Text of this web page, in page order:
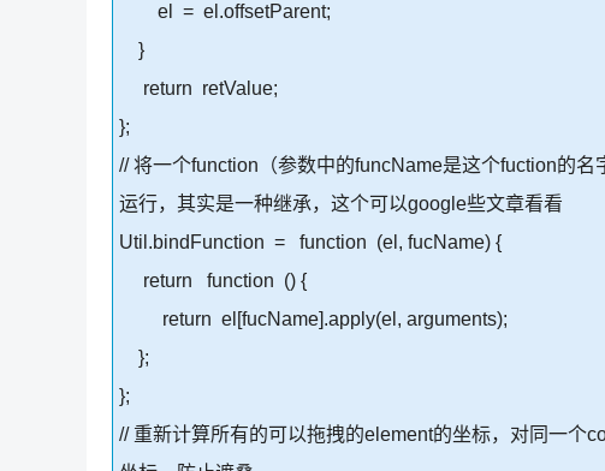
el = el.offsetParent;
}
return retValue;
};
// 将一个function（参数中的funcName是这个fuction的
运行，其实是一种继承，这个可以google些文章看看
Util.bindFunction = function (el, fucName) {
return function () {
return el[fucName].apply(el, arguments);
};
};
// 重新计算所有的可以拖拽的element的坐标，对同一个